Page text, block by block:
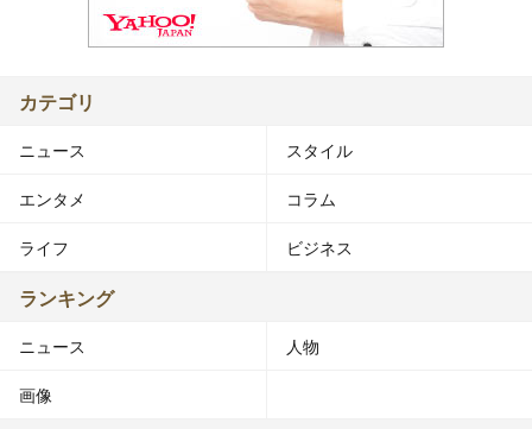
カテゴリ
ニュース スタイル
エンタメ コラム
ライフ ビジネス
ランキング
ニュース 人物
画像